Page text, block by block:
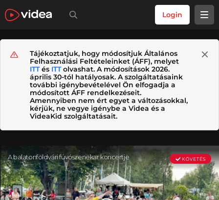
Login
Tájékoztatjuk, hogy módosítjuk Általános
Felhasználási Feltételeinket (ÁFF), melyet
ITTés ITTolvashat. A módosítások 2026.
április 30-tól hatályosak. A szolgáltatásaink
további igénybevételével Ön elfogadja a
módosított ÁFF rendelkezéseit.
Amennyiben nem ért egyet a változásokkal,
kérjük, ne vegye igénybe a Videa és a
VideaKid szolgáltatásait.